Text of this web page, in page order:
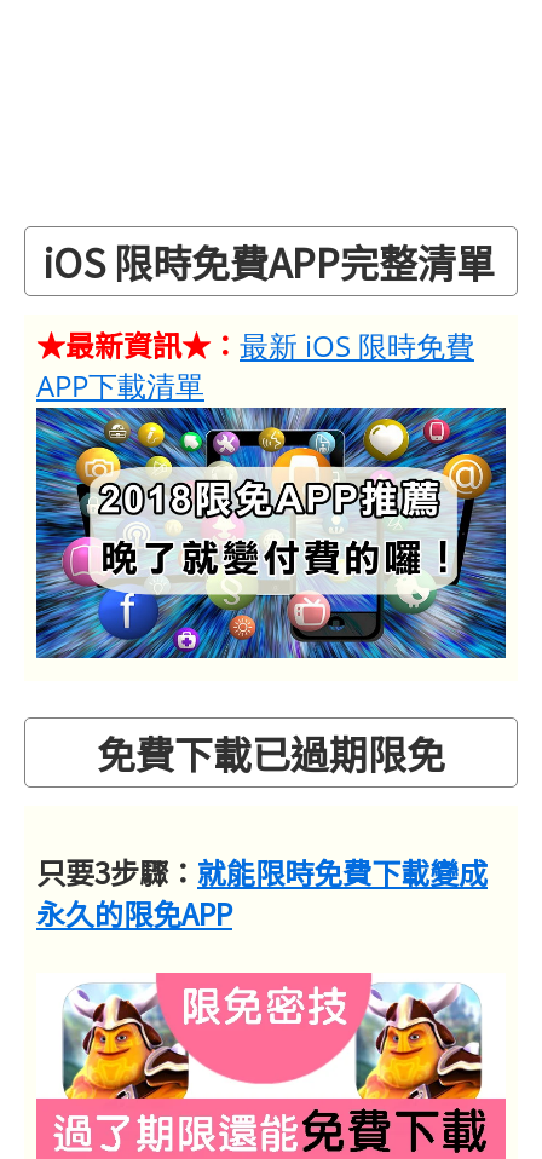
iOS 限時免費APP完整清單
★最新資訊★： 最新 iOS 限時免費
APP下載清單
免費下載已過期限免
只要3步驟： 就能限時免費下載變成
永久的限免APP